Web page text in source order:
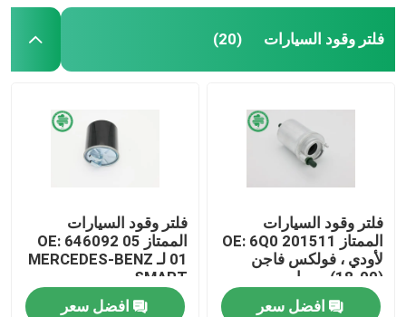
فلتر وقود السيارات (20)
فلتر وقود السيارات
الممتاز OE: 6Q0 201511
لأودي ، فولكس فاجن
(00-18) ، سيات
افضل سعر
فلتر وقود السيارات
الممتاز OE: 646092 05
01 لـ MERCEDES-BENZ
، SMART
افضل سعر